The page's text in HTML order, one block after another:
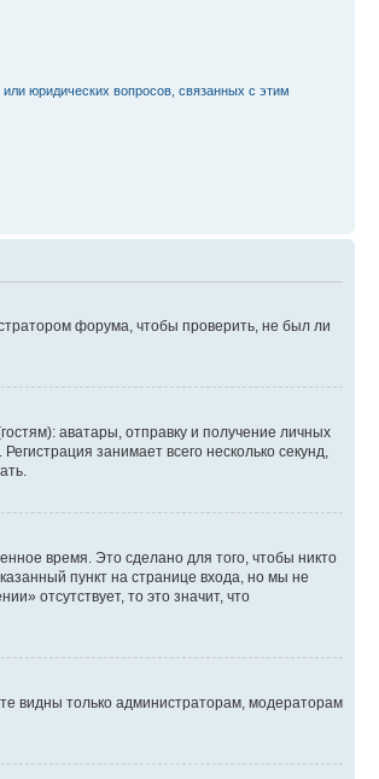
юридических вопросов, связанных с этим
форума, чтобы проверить, не был ли
аватары, отправку и получение личных
занимает всего несколько секунд,
время. Это сделано для того, чтобы никто
пункт на странице входа, но мы не
отсутствует, то это значит, что
видны только администраторам, модераторам